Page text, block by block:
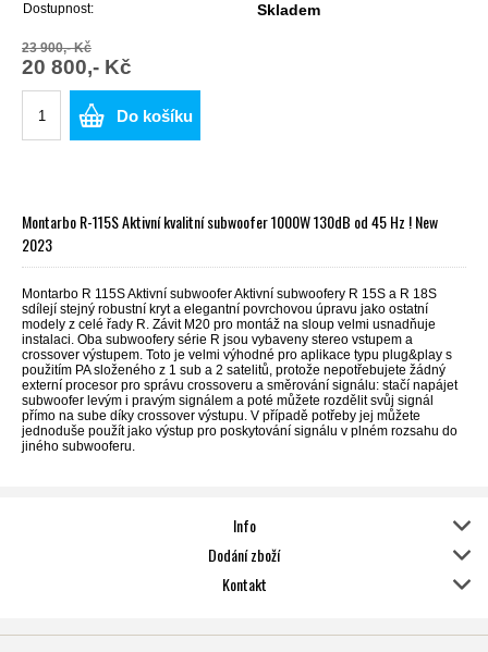
Dostupnost: Skladem
23 900,- Kč
20 800,- Kč
Do košíku
Montarbo R-115S Aktivní kvalitní subwoofer 1000W 130dB od 45 Hz ! New
2023
Montarbo R 115S Aktivní subwoofer Aktivní subwoofery R 15S a R 18S
sdílejí stejný robustní kryt a elegantní povrchovou úpravu jako ostatní
modely z celé řady R. Závit M20 pro montáž na sloup velmi usnadňuje
instalaci. Oba subwoofery série R jsou vybaveny stereo vstupem a
crossover výstupem. Toto je velmi výhodné pro aplikace typu plug&play s
použitím PA složeného z 1 sub a 2 satelitů, protože nepotřebujete žádný
externí procesor pro správu crossoveru a směrování signálu: stačí napájet
subwoofer levým i pravým signálem a poté můžete rozdělit svůj signál
přímo na sube díky crossover výstupu. V případě potřeby jej můžete
jednoduše použít jako výstup pro poskytování signálu v plném rozsahu do
jiného subwooferu.
Info
Dodání zboží
Kontakt